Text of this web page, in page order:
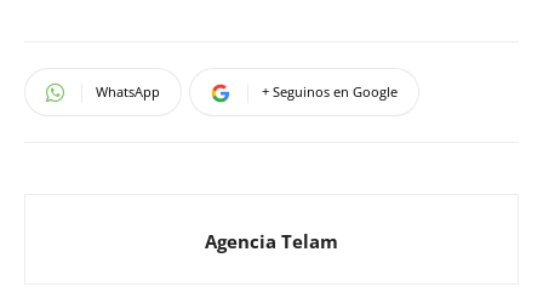
WhatsApp + Seguinos en Google
Agencia Telam